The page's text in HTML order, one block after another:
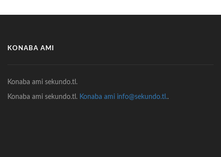
KONABA AMI
Konaba ami sekundo.tl.
Konaba ami sekundo.tl. Konaba ami info@sekundo.tl..